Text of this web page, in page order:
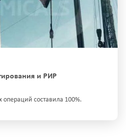
и РИР
операций составила 100%.